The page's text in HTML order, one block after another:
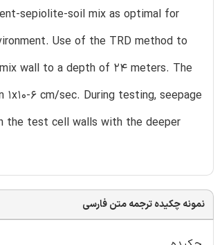
sepiolite-soil mix as optimal for
Use of the TRD method to
wall to a depth of 24 meters. The
6 cm/sec. During testing, seepage
the test cell walls with the deeper
نمونه چکیده ترجمه متن فارسی